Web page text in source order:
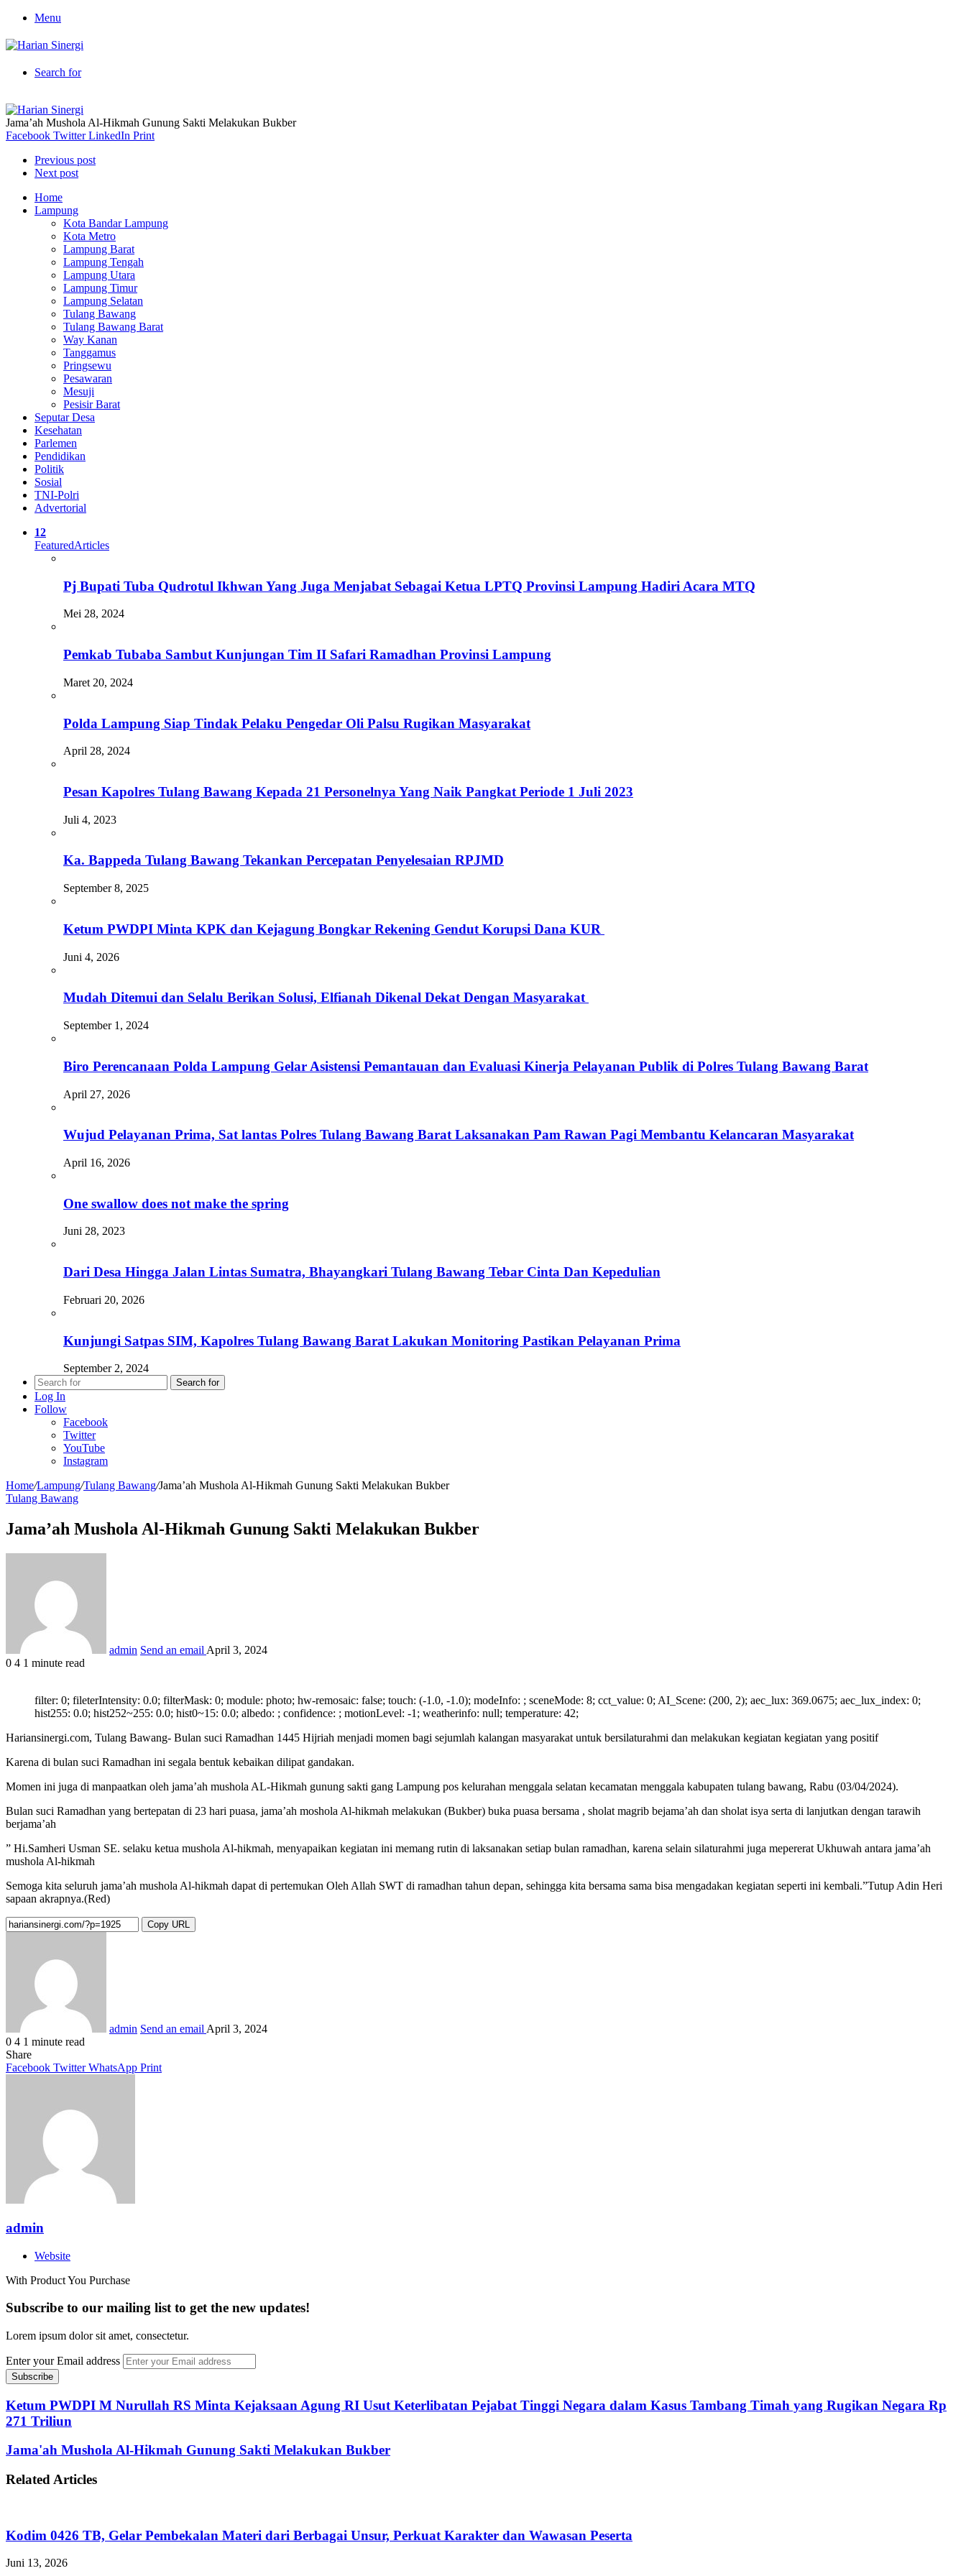
Menu
Search for
Jama’ah Mushola Al-Hikmah Gunung Sakti Melakukan Bukber
Facebook Twitter LinkedIn Print
Previous post
Next post
Home
Lampung
Kota Bandar Lampung
Kota Metro
Lampung Barat
Lampung Tengah
Lampung Utara
Lampung Timur
Lampung Selatan
Tulang Bawang
Tulang Bawang Barat
Way Kanan
Tanggamus
Pringsewu
Pesawaran
Mesuji
Pesisir Barat
Seputar Desa
Kesehatan
Parlemen
Pendidikan
Politik
Sosial
TNI-Polri
Advertorial
12
FeaturedArticles
Pj Bupati Tuba Qudrotul Ikhwan Yang Juga Menjabat Sebagai Ketua LPTQ Provinsi Lampung Hadiri Acara MTQ
Mei 28, 2024
Pemkab Tubaba Sambut Kunjungan Tim II Safari Ramadhan Provinsi Lampung
Maret 20, 2024
Polda Lampung Siap Tindak Pelaku Pengedar Oli Palsu Rugikan Masyarakat
April 28, 2024
Pesan Kapolres Tulang Bawang Kepada 21 Personelnya Yang Naik Pangkat Periode 1 Juli 2023
Juli 4, 2023
Ka. Bappeda Tulang Bawang Tekankan Percepatan Penyelesaian RPJMD
September 8, 2025
Ketum PWDPI Minta KPK dan Kejagung Bongkar Rekening Gendut Korupsi Dana KUR
Juni 4, 2026
Mudah Ditemui dan Selalu Berikan Solusi, Elfianah Dikenal Dekat Dengan Masyarakat
September 1, 2024
Biro Perencanaan Polda Lampung Gelar Asistensi Pemantauan dan Evaluasi Kinerja Pelayanan Publik di Polres Tulang Bawang Barat
April 27, 2026
Wujud Pelayanan Prima, Sat lantas Polres Tulang Bawang Barat Laksanakan Pam Rawan Pagi Membantu Kelancaran Masyarakat
April 16, 2026
One swallow does not make the spring
Juni 28, 2023
Dari Desa Hingga Jalan Lintas Sumatra, Bhayangkari Tulang Bawang Tebar Cinta Dan Kepedulian
Februari 20, 2026
Kunjungi Satpas SIM, Kapolres Tulang Bawang Barat Lakukan Monitoring Pastikan Pelayanan Prima
September 2, 2024
Search for
Log In
Follow
Facebook
Twitter
YouTube
Instagram
Home/Lampung/Tulang Bawang/Jama’ah Mushola Al-Hikmah Gunung Sakti Melakukan Bukber
Tulang Bawang
Jama’ah Mushola Al-Hikmah Gunung Sakti Melakukan Bukber
admin Send an email April 3, 2024
0 4 1 minute read
filter: 0; fileterIntensity: 0.0; filterMask: 0; module: photo; hw-remosaic: false; touch: (-1.0, -1.0); modeInfo: ; sceneMode: 8; cct_value: 0; AI_Scene: (200, 2); aec_lux: 369.0675; aec_lux_index: 0;
hist255: 0.0; hist252~255: 0.0; hist0~15: 0.0; albedo: ; confidence: ; motionLevel: -1; weatherinfo: null; temperature: 42;
Hariansinergi.com, Tulang Bawang- Bulan suci Ramadhan 1445 Hijriah menjadi momen bagi sejumlah kalangan masyarakat untuk bersilaturahmi dan melakukan kegiatan kegiatan yang positif
Karena di bulan suci Ramadhan ini segala bentuk kebaikan dilipat gandakan.
Momen ini juga di manpaatkan oleh jama’ah mushola AL-Hikmah gunung sakti gang Lampung pos kelurahan menggala selatan kecamatan menggala kabupaten tulang bawang, Rabu (03/04/2024).
Bulan suci Ramadhan yang bertepatan di 23 hari puasa, jama’ah moshola Al-hikmah melakukan (Bukber) buka puasa bersama , sholat magrib bejama’ah dan sholat isya serta di lanjutkan dengan tarawih
berjama’ah
” Hi.Samheri Usman SE. selaku ketua mushola Al-hikmah, menyapaikan kegiatan ini memang rutin di laksanakan setiap bulan ramadhan, karena selain silaturahmi juga mepererat Ukhuwah antara jama’ah
mushola Al-hikmah
Semoga kita seluruh jama’ah mushola Al-hikmah dapat di pertemukan Oleh Allah SWT di ramadhan tahun depan, sehingga kita bersama sama bisa mengadakan kegiatan seperti ini kembali.”Tutup Adin Heri
sapaan akrapnya.(Red)
Copy URL
admin Send an email April 3, 2024
0 4 1 minute read
Share
Facebook Twitter WhatsApp Print
admin
Website
With Product You Purchase
Subscribe to our mailing list to get the new updates!
Lorem ipsum dolor sit amet, consectetur.
Enter your Email address
Ketum PWDPI M Nurullah RS Minta Kejaksaan Agung RI Usut Keterlibatan Pejabat Tinggi Negara dalam Kasus Tambang Timah yang Rugikan Negara Rp
271 Triliun
Jama'ah Mushola Al-Hikmah Gunung Sakti Melakukan Bukber
Related Articles
Kodim 0426 TB, Gelar Pembekalan Materi dari Berbagai Unsur, Perkuat Karakter dan Wawasan Peserta
Juni 13, 2026